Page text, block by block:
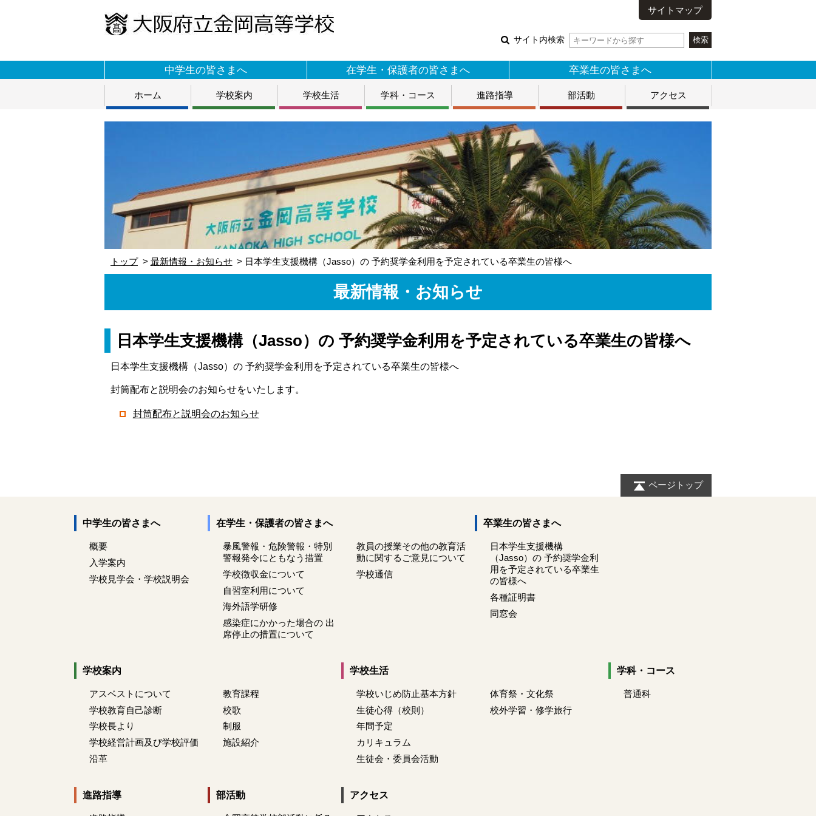
サイトマップ
サイト内検索
中学生の皆さまへ 在学生・保護者の皆さまへ 卒業生の皆さまへ
ホーム 学校案内 学校生活 学科・コース 進路指導 部活動 アクセス
トップ 最新情報・お知らせ 日本学生支援機構（Jasso）の 予約奨学金利用を予定されている卒業生の皆様へ
最新情報・お知らせ
日本学生支援機構（Jasso）の 予約奨学金利用を予定されている卒業生の皆様へ
日本学生支援機構（Jasso）の 予約奨学金利用を予定されている卒業生の皆様へ
封筒配布と説明会のお知らせをいたします。
封筒配布と説明会のお知らせ
ページトップ
中学生の皆さまへ
概要
入学案内
学校見学会・学校説明会
在学生・保護者の皆さまへ
暴風警報・危険警報・特別
警報発令にともなう措置
学校徴収金について
自習室利用について
海外語学研修
感染症にかかった場合の 出
席停止の措置について
教員の授業その他の教育活
動に関するご意見について
学校通信
卒業生の皆さまへ
日本学生支援機構
（Jasso）の 予約奨学金利
用を予定されている卒業生
の皆様へ
各種証明書
同窓会
学校案内
アスベストについて
学校教育自己診断
学校長より
学校経営計画及び学校評価
沿革
教育課程
校歌
制服
施設紹介
学校生活
学校いじめ防止基本方針
生徒心得（校則）
年間予定
カリキュラム
生徒会・委員会活動
体育祭・文化祭
校外学習・修学旅行
学科・コース
普通科
進路指導 部活動 アクセス